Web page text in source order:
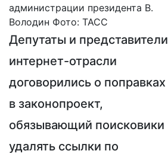
администрации президента В.
Володин Фото: ТАСС
Депутаты и представители
интернет-отрасли
договорились о поправках
в законопроект,
обязывающий поисковики
удалять ссылки по